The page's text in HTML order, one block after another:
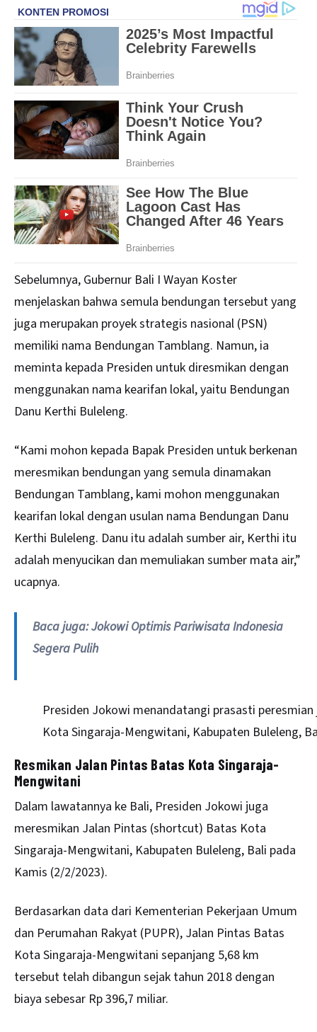
Sebelumnya, Gubernur Bali I Wayan Koster
menjelaskan bahwa semula bendungan tersebut yang
juga merupakan proyek strategis nasional (PSN)
memiliki nama Bendungan Tamblang. Namun, ia
meminta kepada Presiden untuk diresmikan dengan
menggunakan nama kearifan lokal, yaitu Bendungan
Danu Kerthi Buleleng.
“Kami mohon kepada Bapak Presiden untuk berkenan
meresmikan bendungan yang semula dinamakan
Bendungan Tamblang, kami mohon menggunakan
kearifan lokal dengan usulan nama Bendungan Danu
Kerthi Buleleng. Danu itu adalah sumber air, Kerthi itu
adalah menyucikan dan memuliakan sumber mata air,”
ucapnya.
Baca juga:Jokowi Optimis Pariwisata Indonesia
Segera Pulih
Presiden Jokowi menandatangi prasasti
Kota Singaraja-Mengwitani, Kabupaten Buleleng,
Resmikan Jalan Pintas Batas Kota Singaraja-
Mengwitani
Dalam lawatannya ke Bali, Presiden Jokowi juga
meresmikan Jalan Pintas (shortcut) Batas Kota
Singaraja-Mengwitani, Kabupaten Buleleng, Bali pada
Kamis (2/2/2023).
Berdasarkan data dari Kementerian Pekerjaan Umum
dan Perumahan Rakyat (PUPR), Jalan Pintas Batas
Kota Singaraja-Mengwitani sepanjang 5,68 km
tersebut telah dibangun sejak tahun 2018 dengan
biaya sebesar Rp 396,7 miliar.